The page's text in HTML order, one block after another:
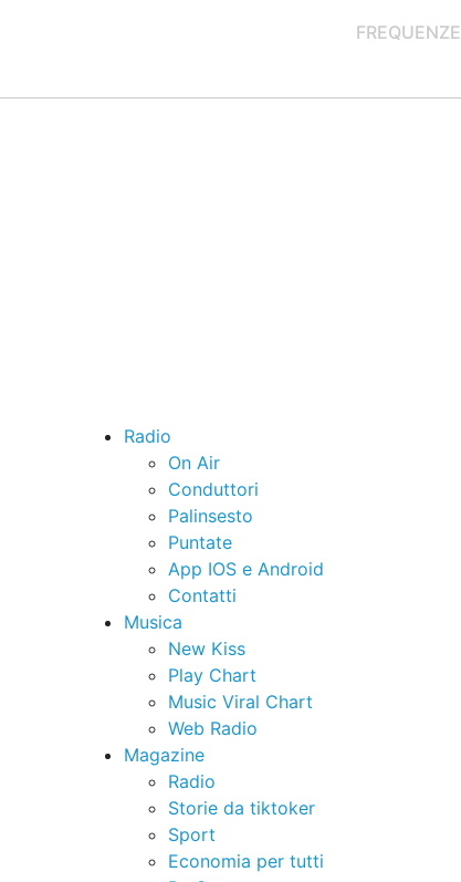
FREQUENZE
Radio
On Air
Conduttori
Palinsesto
Puntate
App IOS e Android
Contatti
Musica
New Kiss
Play Chart
Music Viral Chart
Web Radio
Magazine
Radio
Storie da tiktoker
Sport
Economia per tutti